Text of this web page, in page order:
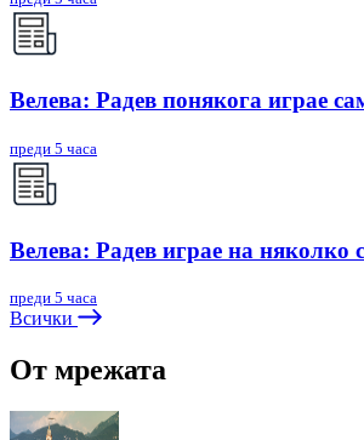
Велева: Радев понякога играе
преди 5 часа
Велева: Радев играе на няколко
преди 5 часа
Всички
От мрежата